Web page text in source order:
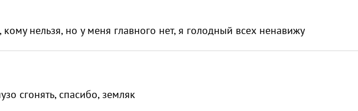
кому нельзя, но у меня главного нет, я голодный всех ненавижу
сгонять, спасибо, земляк